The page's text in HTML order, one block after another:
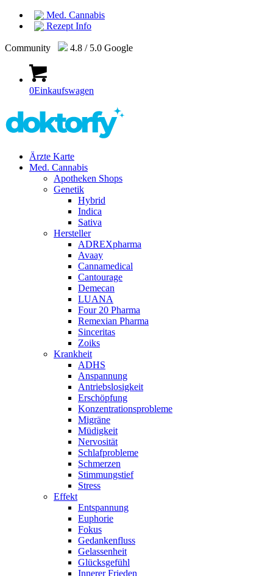
Med. Cannabis
Rezept Info
Community 4.8 / 5.0 Google
0Einkaufswagen
Ärzte Karte
Med. Cannabis
Apotheken Shops
Genetik
Hybrid
Indica
Sativa
Hersteller
ADREXpharma
Avaay
Cannamedical
Cantourage
Demecan
LUANA
Four 20 Pharma
Remexian Pharma
Sinceritas
Zoiks
Krankheit
ADHS
Anspannung
Antriebslosigkeit
Erschöpfung
Konzentrationsprobleme
Migräne
Müdigkeit
Nervosität
Schlafprobleme
Schmerzen
Stimmungstief
Stress
Effekt
Entspannung
Euphorie
Fokus
Gedankenfluss
Gelassenheit
Glücksgefühl
Innerer Frieden